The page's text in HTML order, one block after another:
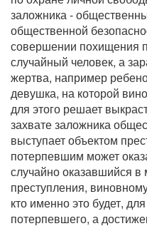
заложника -
общественной
совершении похищения
случайный человек, а
жертва, например
девушка, на которой
для этого решает
захвате заложника
выступает объектом
потерпевшим может
случайно оказавшийся
преступления,
кто именно это будет,
потерпевшего, а